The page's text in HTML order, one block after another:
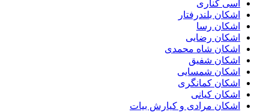
اسی کناری
اشکان بلندرفتار
اشکان رسا
اشکان رضایی
اشکان شاه محمدی
اشکان شفیق
اشکان شمسایی
اشکان‌ کمانگری
اشکان کیانی
اشکان مرادی و کیارش بیات